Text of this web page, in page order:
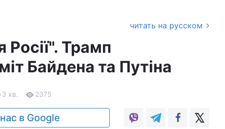
читать на русском
Трамп
Байдена та Путіна
3 хв. 2375
в Google